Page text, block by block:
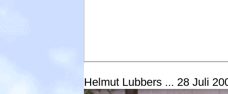
Helmut Lubbers ... 28 Juli